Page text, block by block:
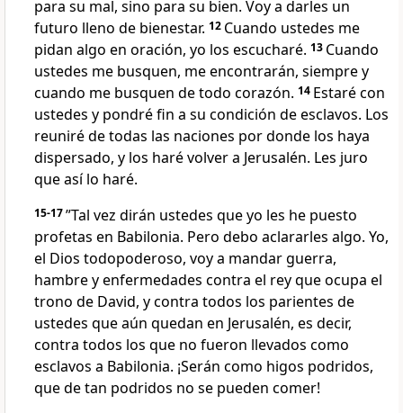
para su mal, sino para su bien. Voy a darles un
futuro lleno de bienestar. 12 Cuando ustedes me
pidan algo en oración, yo los escucharé. 13 Cuando
ustedes me busquen, me encontrarán, siempre y
cuando me busquen de todo corazón. 14 Estaré con
ustedes y pondré fin a su condición de esclavos. Los
reuniré de todas las naciones por donde los haya
dispersado, y los haré volver a Jerusalén. Les juro
que así lo haré.
15-17”Tal vez dirán ustedes que yo les he puesto
profetas en Babilonia. Pero debo aclararles algo. Yo,
el Dios todopoderoso, voy a mandar guerra,
hambre y enfermedades contra el rey que ocupa el
trono de David, y contra todos los parientes de
ustedes que aún quedan en Jerusalén, es decir,
contra todos los que no fueron llevados como
esclavos a Babilonia. ¡Serán como higos podridos,
que de tan podridos no se pueden comer!